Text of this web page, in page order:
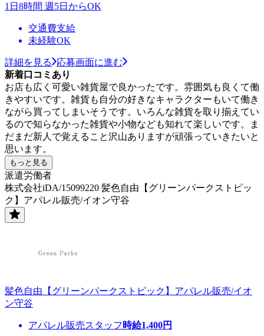
1日8時間 週5日からOK
交通費支給
未経験OK
詳細を見る
応募画面に進む
新着口コミあり
お店も広く可愛い雑貨屋で良かったです。雰囲気も良くて働
きやすいです。雑貨も自分の好きなキャラクターもいて働き
ながら買ってしまいそうです。いろんな雑貨を取り揃えてい
るので知らなかった雑貨や小物なども知れて楽しいです。ま
だまだ新人で覚えること沢山ありますが頑張っていきたいと
思います。
もっと見る
派遣労働者
株式会社iDA/15099220 髪色自由【グリーンパークストピッ
ク】アパレル販売/イオン守谷
髪色自由【グリーンパークストピック】アパレル販売/イオ
ン守谷
アパレル販売スタッフ 時給1,400円